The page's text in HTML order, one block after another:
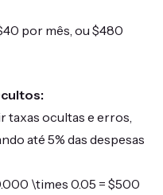
por mês, ou $480
taxas ocultas e erros,
até 5% das despesas
\times 0.05 = $500